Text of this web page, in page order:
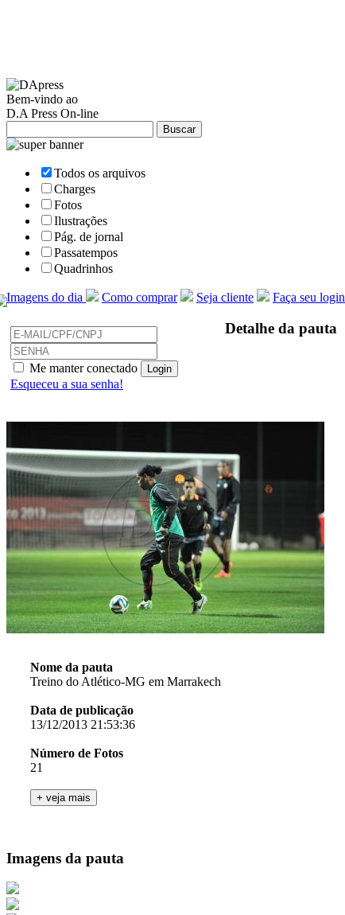
Bem-vindo ao
D.A Press On-line
Todos os arquivos
Charges
Fotos
Ilustrações
Pág. de jornal
Passatempos
Quadrinhos
Imagens do dia Como comprar Seja cliente Faça seu login
Me manter conectado
Esqueceu a sua senha!
Detalhe da pauta
Nome da pauta
Treino do Atlético-MG em Marrakech
Data de publicação
13/12/2013 21:53:36
Número de Fotos
21
Imagens da pauta